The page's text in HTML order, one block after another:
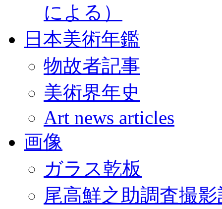
による）
日本美術年鑑
物故者記事
美術界年史
Art news articles
画像
ガラス乾板
尾高鮮之助調査撮